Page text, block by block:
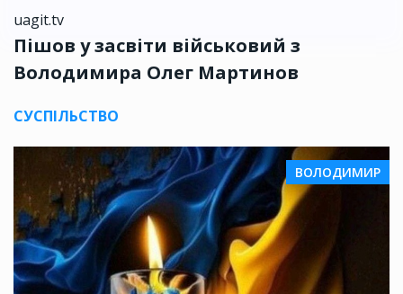
uagit.tv
Пішов у засвіти військовий з
Володимира Олег Мартинов
СУСПІЛЬСТВО
ВОЛОДИМИР